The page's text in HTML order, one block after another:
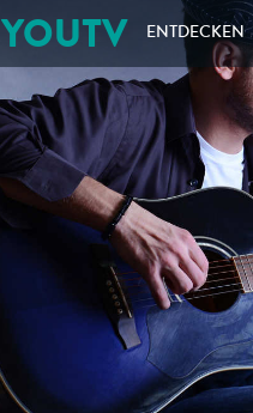
YOUTV ENTDECKEN